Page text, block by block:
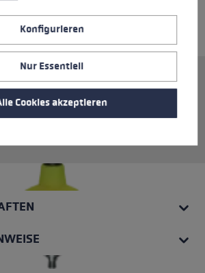
(Unterteil) für LEKI FX.One
14x260mm.
Inkl. vormontierter Trail
Konfigurieren
Nur Essentiell
Cookies akzeptieren